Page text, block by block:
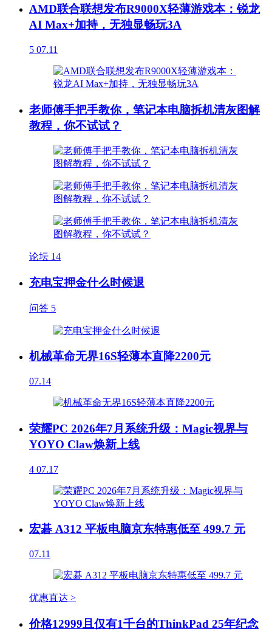
AMD联合联想发布R9000X轻薄游戏本：锐龙
AI Max+加持，无独显畅玩3A
5 07.11
老师傅手把手教你，笔记本电脑拆机清灰图解
教程，你不试试？
论坛 14
充电宝押金什么时候退
问答 5
机械革命无界16S轻薄本直降2200元
07.14
荣耀PC 2026年7月系统升级：Magic视界与
YOYO Claw焕新上线
4 07.17
宏碁 A312 平板电脑京东特惠低至 499.7 元
07.11
优惠直达 >
价格12999且仅有1千台的ThinkPad 25年纪念